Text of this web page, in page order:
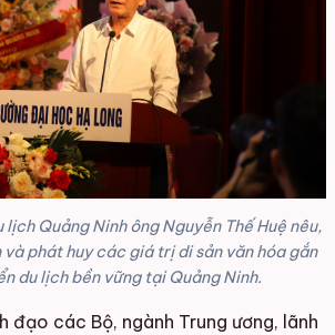
Quảng Ninh ông Nguyễn Thế Huệ nêu,
phát huy các giá trị di sản văn hóa gắn
du lịch bền vững tại Quảng Ninh.
đạo các Bộ, ngành Trung ương, lãnh